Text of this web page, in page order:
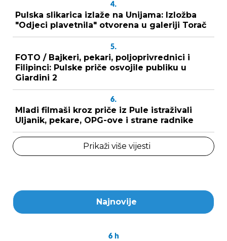
4.
Pulska slikarica izlaže na Unijama: Izložba
"Odjeci plavetnila" otvorena u galeriji Torač
5.
FOTO / Bajkeri, pekari, poljoprivrednici i
Filipinci: Pulske priče osvojile publiku u
Giardini 2
6.
Mladi filmaši kroz priče iz Pule istraživali
Uljanik, pekare, OPG-ove i strane radnike
Prikaži više vijesti
Najnovije
6 h